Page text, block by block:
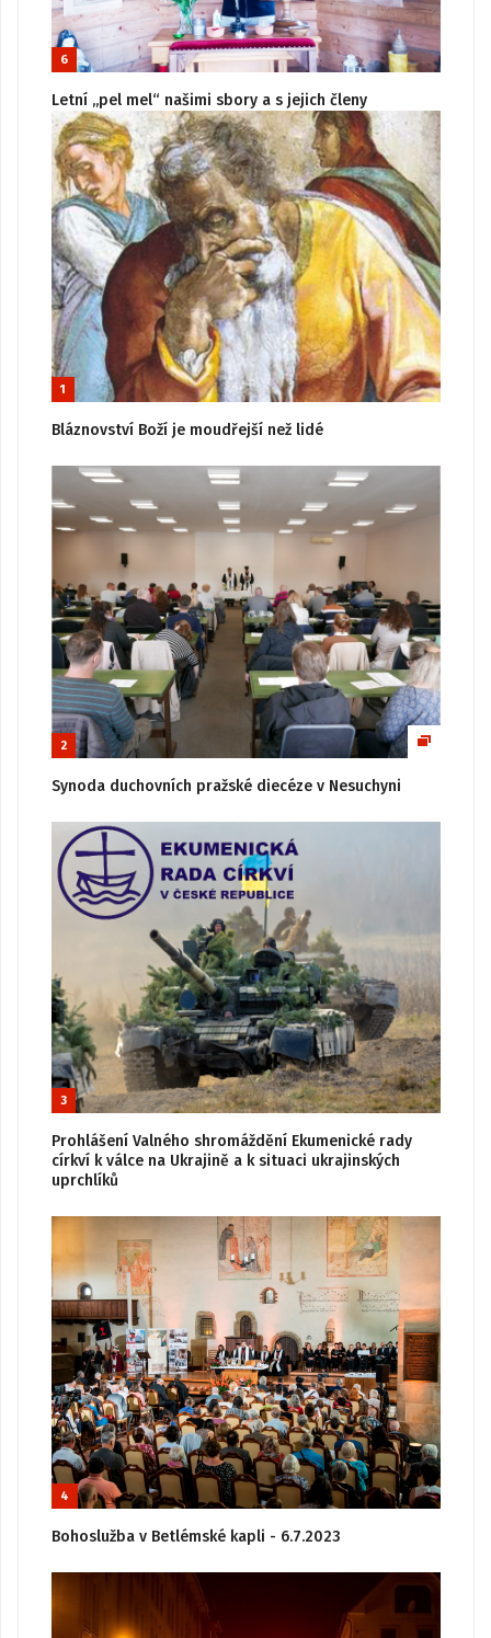
6
Letní „pel mel“ našimi sbory a s jejich členy
1
Bláznovství Boží je moudřejší než lidé
2
Synoda duchovních pražské diecéze v Nesuchyni
3
Prohlášení Valného shromáždění Ekumenické rady
církví k válce na Ukrajině a k situaci ukrajinských
uprchlíků
4
Bohoslužba v Betlémské kapli - 6.7.2023